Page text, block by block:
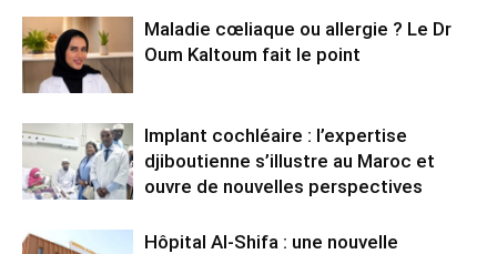
Maladie cœliaque ou allergie ? Le Dr
Oum Kaltoum fait le point
Implant cochléaire : l’expertise
djiboutienne s’illustre au Maroc et
ouvre de nouvelles perspectives
Hôpital Al-Shifa : une nouvelle